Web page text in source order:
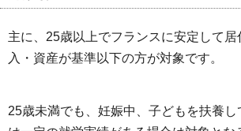
主に、25歳以上でフランスに安定して居
入・資産が基準以下の方が対象です。
25歳未満でも、妊娠中、子どもを扶養し